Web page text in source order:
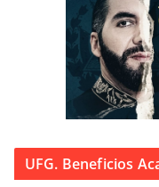
UFG. Beneficios